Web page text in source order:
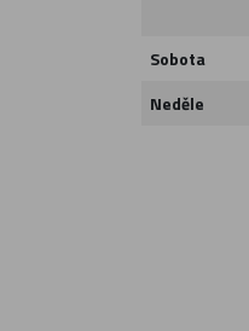
Sobota
Neděle